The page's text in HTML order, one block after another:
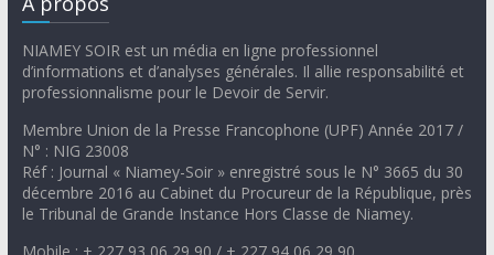
NIAMEY SOIR est un média en ligne professionnel
d’informations et d’analyses générales. Il allie responsabilité et
professionnalisme pour le Devoir de Servir.
Membre Union de la Presse Francophone (UPF) Année 2017 /
N° : NIG 23008
Réf : Journal « Niamey-Soir » enregistré sous le N° 3665 du 30
décembre 2016 au Cabinet du Procureur de la République, près
le Tribunal de Grande Instance Hors Classe de Niamey.